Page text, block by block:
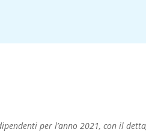
per l’anno 2021, con il